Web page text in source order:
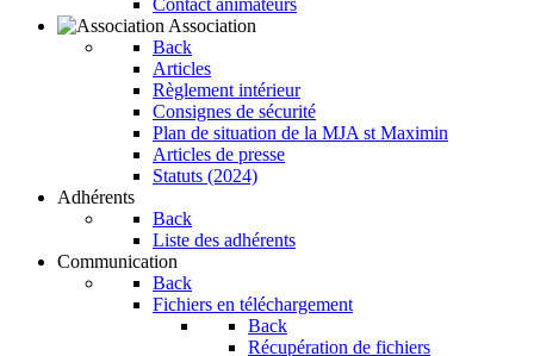
Contact animateurs
Association
Back
Articles
Règlement intérieur
Consignes de sécurité
Plan de situation de la MJA st Maximin
Articles de presse
Statuts (2024)
Adhérents
Back
Liste des adhérents
Communication
Back
Fichiers en téléchargement
Back
Récupération de fichiers